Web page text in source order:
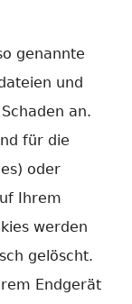
genannte
und
an.
für die
oder
Ihrem
werden
gelöscht.
Endgerät